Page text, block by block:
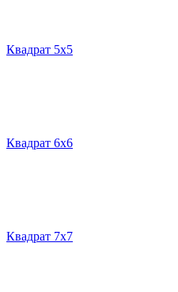
Квадрат 5х5
Квадрат 6х6
Квадрат 7х7